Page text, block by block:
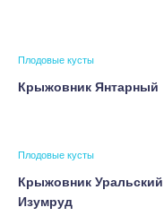
Плодовые кусты
Крыжовник Янтарный
Плодовые кусты
Крыжовник Уральский
Изумруд